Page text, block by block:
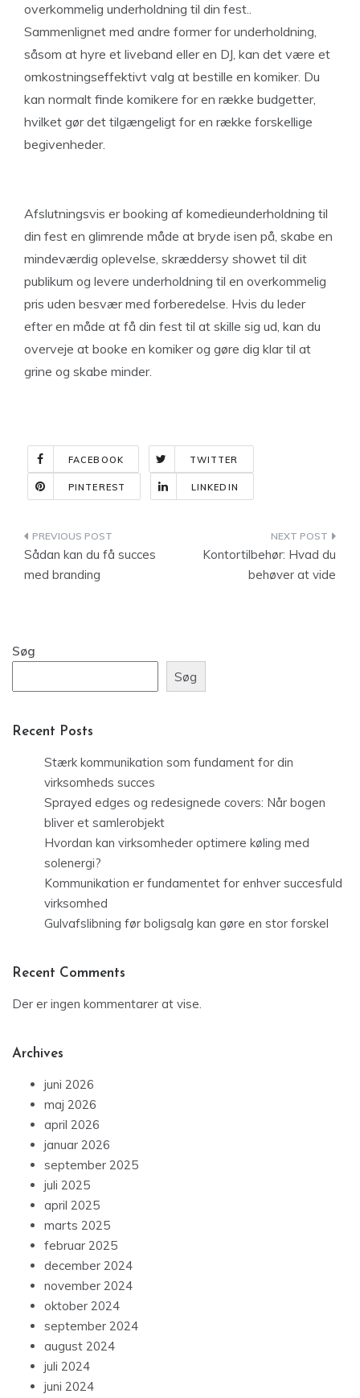
overkommelig underholdning til din fest..
Sammenlignet med andre former for underholdning,
såsom at hyre et liveband eller en DJ, kan det være et
omkostningseffektivt valg at bestille en komiker. Du
kan normalt finde komikere for en række budgetter,
hvilket gør det tilgængeligt for en række forskellige
begivenheder.
Afslutningsvis er booking af komedieunderholdning til
din fest en glimrende måde at bryde isen på, skabe en
mindeværdig oplevelse, skræddersy showet til dit
publikum og levere underholdning til en overkommelig
pris uden besvær med forberedelse. Hvis du leder
efter en måde at få din fest til at skille sig ud, kan du
overveje at booke en komiker og gøre dig klar til at
grine og skabe minder.
FACEBOOK TWITTER
PINTEREST LINKEDIN
Indlægsnavigation
Sådan kan du få succes
med branding
Kontortilbehør: Hvad du
behøver at vide
Søg
Søg
Recent Posts
Stærk kommunikation som fundament for din
virksomheds succes
Sprayed edges og redesignede covers: Når bogen
bliver et samlerobjekt
Hvordan kan virksomheder optimere køling med
solenergi?
Kommunikation er fundamentet for enhver succesfuld
virksomhed
Gulvafslibning før boligsalg kan gøre en stor forskel
Recent Comments
Der er ingen kommentarer at vise.
Archives
juni 2026
maj 2026
april 2026
januar 2026
september 2025
juli 2025
april 2025
marts 2025
februar 2025
december 2024
november 2024
oktober 2024
september 2024
august 2024
juli 2024
juni 2024